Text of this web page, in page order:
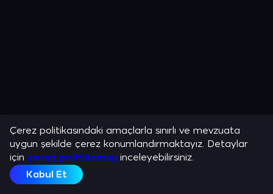
Çerez politikasındaki amaçlarla sınırlı ve mevzuata
uygun şekilde çerez konumlandırmaktayız. Detaylar
için çerez politikamızı inceleyebilirsiniz.
Kabul Et